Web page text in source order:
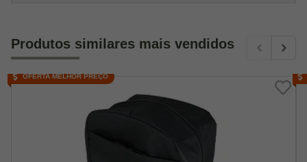
Produtos similares mais vendidos
OFERTA MELHOR PREÇO